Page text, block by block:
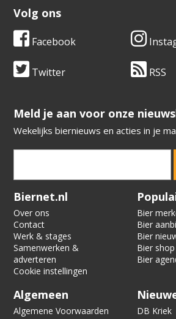
Volg ons
Facebook
Twitter RSS
​​​​​​​Meld je aan voor onze
Wekelijks biernieuws en acties in je
Verification code:
Biernet.nl
Over ons
Contact
Werk & stages
Samenwerken &
adverteren
Cookie instellingen
Bier
Bier
Bier
Bier shop
Bier
Algemeen
Algemene Voorwaarden
DB Kriek